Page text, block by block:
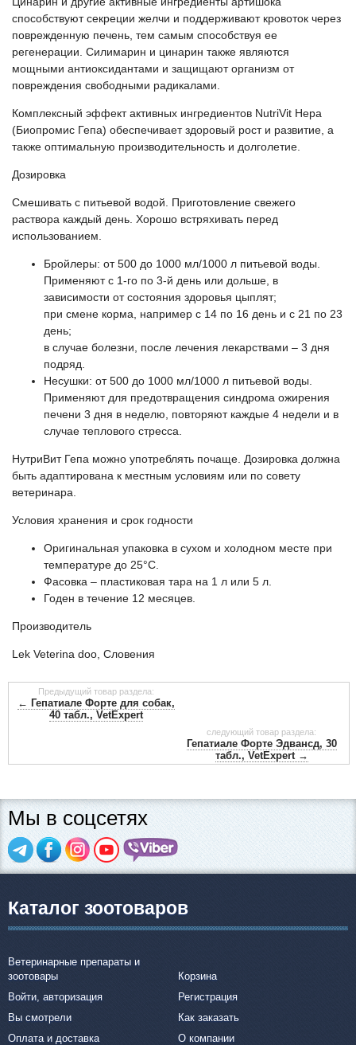
способствуют секреции желчи и поддерживают кровоток через
поврежденную печень, тем самым способствуя ее
регенерации. Силимарин и цинарин также являются
мощными антиоксидантами и защищают организм от
повреждения свободными радикалами.
Комплексный эффект активных ингредиентов NutriVit Hepa
(Биопромис Гепа) обеспечивает здоровый рост и развитие, а
также оптимальную производительность и долголетие.
Дозировка
Смешивать с питьевой водой. Приготовление свежего
раствора каждый день. Хорошо встряхивать перед
использованием.
Бройлеры: от 500 до 1000 мл/1000 л питьевой воды.
Применяют с 1-го по 3-й день или дольше, в
зависимости от состояния здоровья цыплят;
при смене корма, например с 14 по 16 день и с 21 по 23
день;
в случае болезни, после лечения лекарствами – 3 дня
подряд.
Несушки: от 500 до 1000 мл/1000 л питьевой воды.
Применяют для предотвращения синдрома ожирения
печени 3 дня в неделю, повторяют каждые 4 недели и в
случае теплового стресса.
НутриВит Гепа можно употреблять почаще. Дозировка должна
быть адаптирована к местным условиям или по совету
ветеринара.
Условия хранения и срок годности
Оригинальная упаковка в сухом и холодном месте при
температуре до 25°С.
Фасовка – пластиковая тара на 1 л или 5 л.
Годен в течение 12 месяцев.
Производитель
Lek Veterina doo, Словения
Предыдущий товар раздела:
← Гепатиале Форте для собак,
40 табл., VetExpert
следующий товар раздела:
Гепатиале Форте Эдвансд, 30
табл., VetExpert →
Мы в соцсетях
Каталог зоотоваров
Ветеринарные препараты и
зоотовары
Корзина
Войти, авторизация
Регистрация
Вы смотрели
Как заказать
Оплата и доставка
О компании